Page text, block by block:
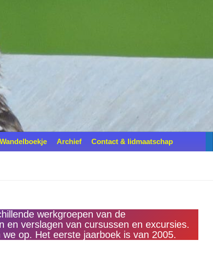
Wandelboekje Archief Contact & lidmaatschap
werkgroepen van de
en verslagen van cursussen en excursies.
op. Het eerste jaarboek is van 2005.